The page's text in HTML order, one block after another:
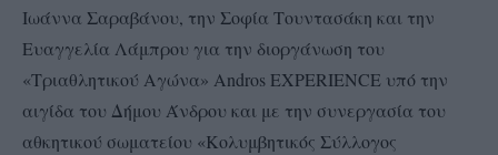
Ιωάννα Σαραβάνου, την Σοφία Τουντασάκη και την
Ευαγγελία Λάμπρου για την διοργάνωση του
«Τριαθλητικού Αγώνα» Andros EXPERIENCE υπό την
αιγίδα του Δήμου Άνδρου και με την συνεργασία του
αθκητικού σωματείου «Κολυμβητικός Σύλλογος